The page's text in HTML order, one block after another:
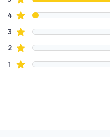
4Tähtiarvostelut
3 Tähtiarvostelut
2Tähtiarvostelut
1 Tähtiarvostelut